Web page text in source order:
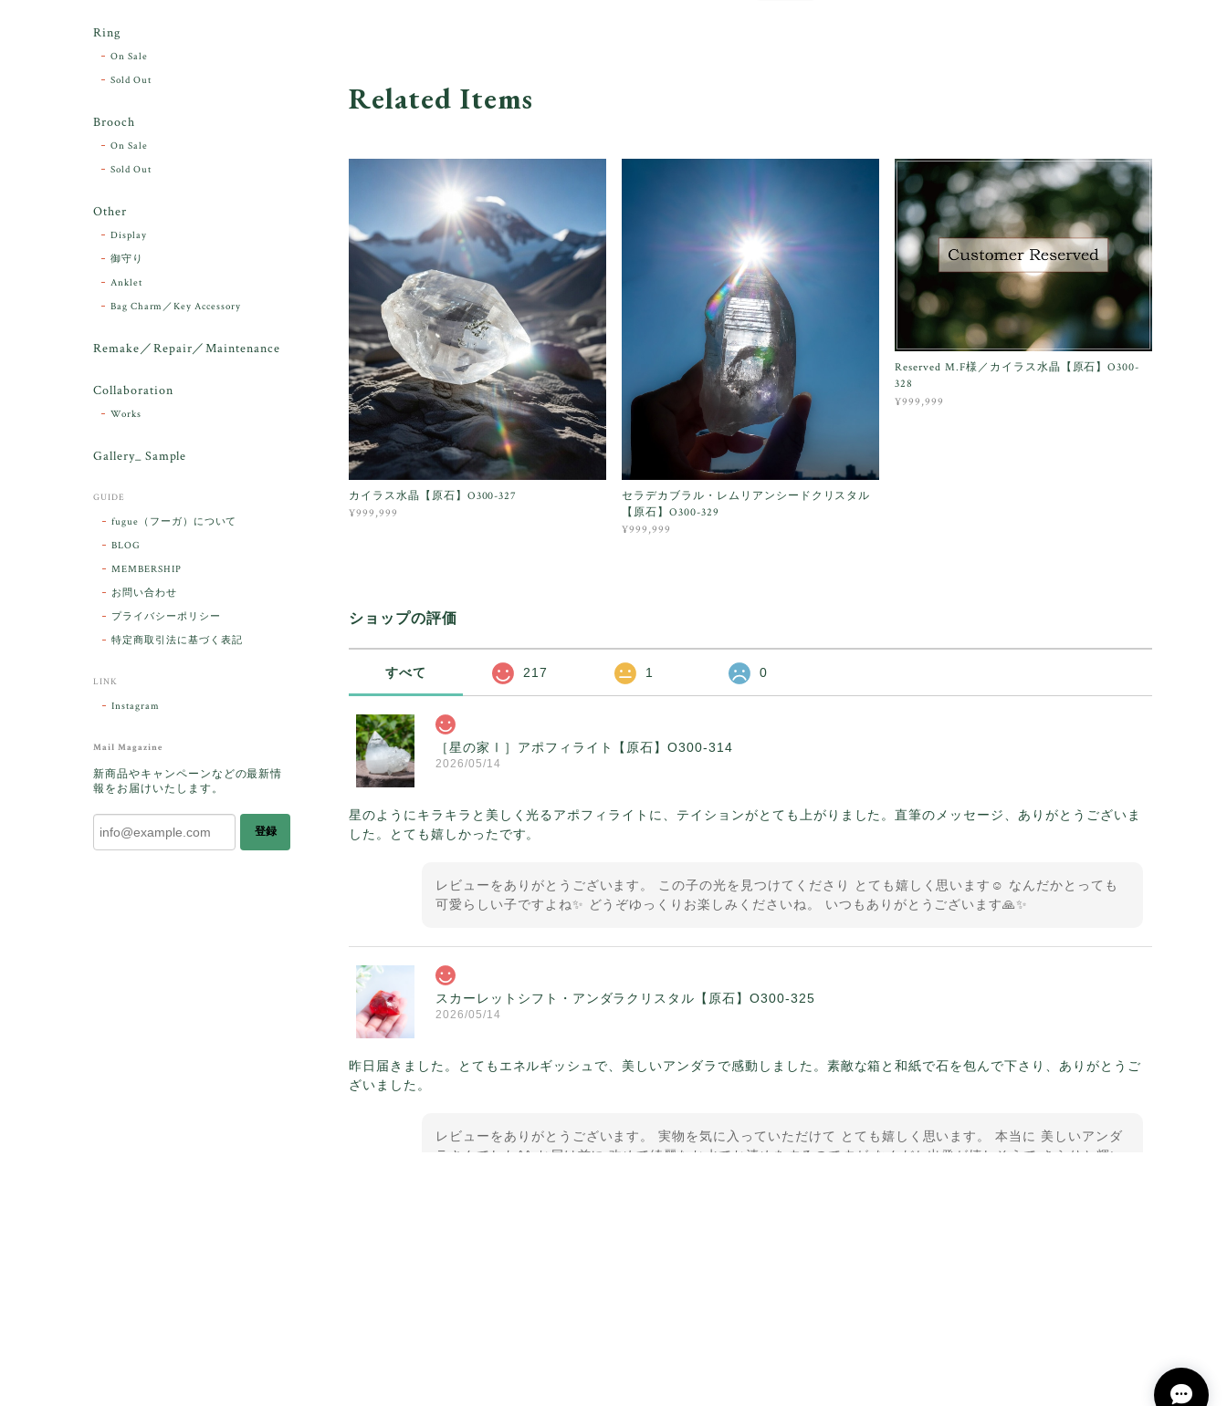
Related Items
カイラス水晶【原石】O300-327
¥999,999
セラデカブラル・レムリアンシードクリスタル
【原石】O300-329
¥999,999
Reserved M.F様／カイラス水晶【原石】O300-
328
¥999,999
ショップの評価
すべて 217 1 0
［星の家Ⅰ］アポフィライト【原石】O300-314
2026/05/14
星のようにキラキラと美しく光るアポフィライトに、テイションがとても上がりました。直筆のメッセージ、ありがとうございま
した。とても嬉しかったです。
レビューをありがとうございます。 この子の光を見つけてくださり とても嬉しく思います☺️ なんだかとっても
可愛らしい子ですよね✨ どうぞゆっくりお楽しみくださいね。 いつもありがとうございます🙏✨
スカーレットシフト・アンダラクリスタル【原石】O300-325
2026/05/14
昨日届きました。とてもエネルギッシュで、美しいアンダラで感動しました。素敵な箱と和紙で石を包んで下さり、ありがとうご
ざいました。
レビューをありがとうございます。 実物を気に入っていただけて とても嬉しく思います。 本当に 美しいアンダ
ラさんでした^^ お届け前に 改めて綺麗なお水でお清めをするのですが なんだか出発が嬉しそうで きらりと輝い
Ring
On Sale
Sold Out
Brooch
On Sale
Sold Out
Other
Display
御守り
Anklet
Bag Charm／Key Accessory
Remake／Repair／Maintenance
Collaboration
Works
Gallery_ Sample
GUIDE
fugue（フーガ）について
BLOG
MEMBERSHIP
お問い合わせ
プライバシーポリシー
特定商取引法に基づく表記
LINK
Instagram
Mail Magazine
新商品やキャンペーンなどの最新情
報をお届けいたします。
登録